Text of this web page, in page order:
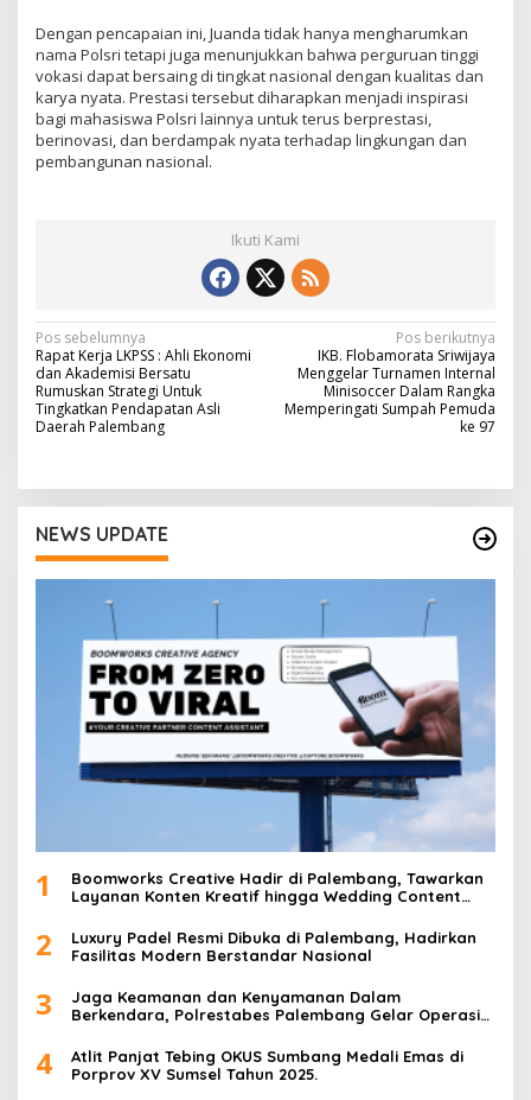
Dengan pencapaian ini, Juanda tidak hanya mengharumkan
nama Polsri tetapi juga menunjukkan bahwa perguruan tinggi
vokasi dapat bersaing di tingkat nasional dengan kualitas dan
karya nyata. Prestasi tersebut diharapkan menjadi inspirasi
bagi mahasiswa Polsri lainnya untuk terus berprestasi,
berinovasi, dan berdampak nyata terhadap lingkungan dan
pembangunan nasional.
Ikuti Kami
N
a
v
i
a
s
i
Pos sebelumnya
Rapat Kerja LKPSS : Ahli Ekonomi
dan Akademisi Bersatu
Rumuskan Strategi Untuk
Tingkatkan Pendapatan Asli
Daerah Palembang
Pos berikutnya
IKB. Flobamorata Sriwijaya
Menggelar Turnamen Internal
Minisoccer Dalam Rangka
Memperingati Sumpah Pemuda
ke 97
NEWS UPDATE
1
Boomworks Creative Hadir di Palembang, Tawarkan
Layanan Konten Kreatif hingga Wedding Content
2
Luxury Padel Resmi Dibuka di Palembang, Hadirkan
Fasilitas Modern Berstandar Nasional
3
Jaga Keamanan dan Kenyamanan Dalam
Berkendara, Polrestabes Palembang Gelar Operasi
4
Atlit Panjat Tebing OKUS Sumbang Medali Emas di
Porprov XV Sumsel Tahun 2025.